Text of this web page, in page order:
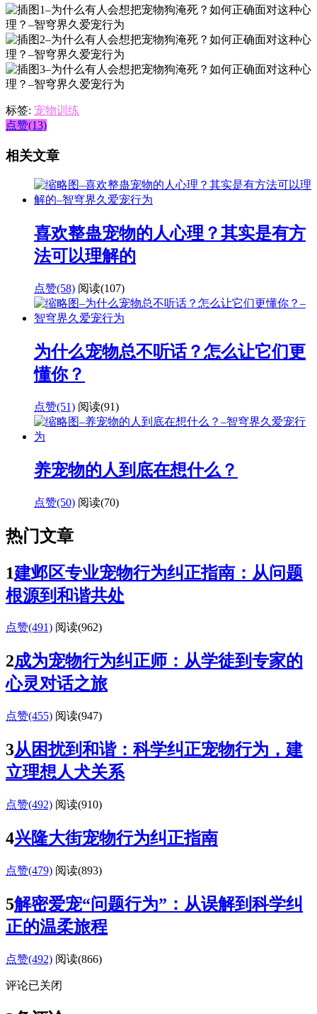
标签: 宠物训练
点赞(13)
相关文章
喜欢整蛊宠物的人心理？其实是有方
法可以理解的
点赞(58) 阅读(107)
为什么宠物总不听话？怎么让它们更
懂你？
点赞(51) 阅读(91)
养宠物的人到底在想什么？
点赞(50) 阅读(70)
热门文章
1建邺区专业宠物行为纠正指南：从问题
根源到和谐共处
点赞(491) 阅读(962)
2成为宠物行为纠正师：从学徒到专家的
心灵对话之旅
点赞(455) 阅读(947)
3从困扰到和谐：科学纠正宠物行为，建
立理想人犬关系
点赞(492) 阅读(910)
4兴隆大街宠物行为纠正指南
点赞(479) 阅读(893)
5解密爱宠“问题行为”：从误解到科学纠
正的温柔旅程
点赞(492) 阅读(866)
评论已关闭